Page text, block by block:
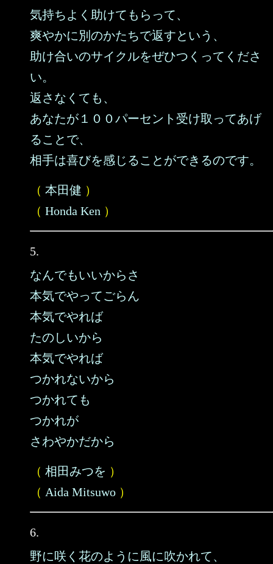
気持ちよく助けてもらって、
爽やかに別のかたちで返すという、
助け合いのサイクルをぜひつくってくださ
い。
返さなくても、
あなたが１００パーセント受け取ってあげ
ることで、
相手は喜びを感じることができるのです。
（ 本田健 ）
（ Honda Ken ）
5.
なんでもいいからさ
本気でやってごらん
本気でやれば
たのしいから
本気でやれば
つかれないから
つかれても
つかれが
さわやかだから
（ 相田みつを ）
（ Aida Mitsuwo ）
6.
野に咲く花のように風に吹かれて、